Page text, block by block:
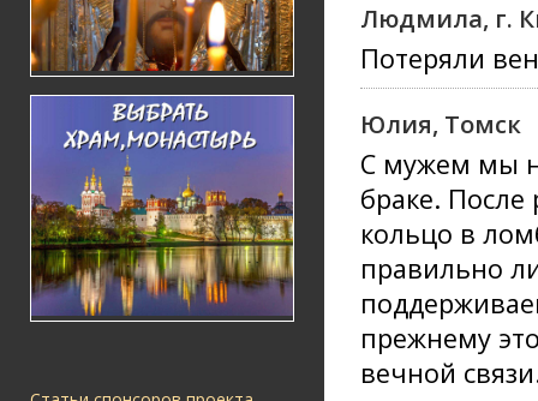
Людмила, г.
Потеряли
Юлия, Томск
С мужем мы
браке. После
кольцо в
правильно
прежнему
вечной